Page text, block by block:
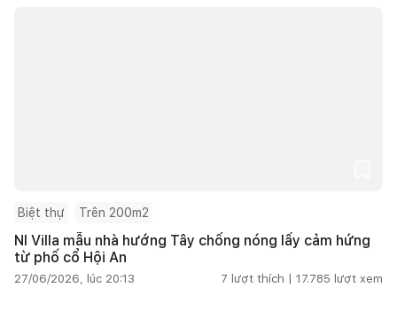
Biệt thự Trên 200m2
NI Villa mẫu nhà hướng Tây chống nóng lấy cảm hứng
từ phố cổ Hội An
27/06/2026, lúc 20:13 7 lượt thích | 17.785 lượt xem